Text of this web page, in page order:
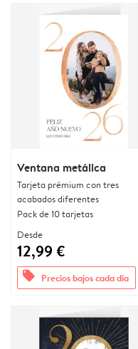
Ventana metálica
Tarjeta prémium con tres
acabados diferentes
Pack de 10 tarjetas
Desde
12,99 €
offers Precios bajos cada día